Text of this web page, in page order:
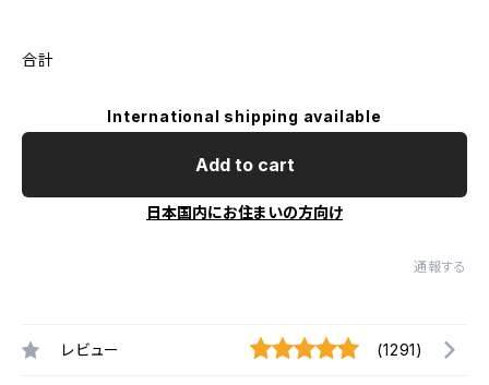
合計
International shipping available
Add to cart
日本国内にお住まいの方向け
通報する
レビュー (1291)